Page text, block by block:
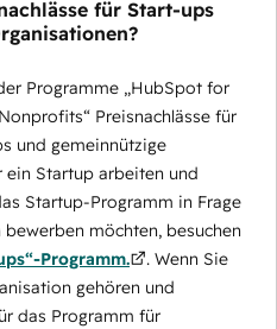
für Start-ups
Programme „HubSpot for
Preisnachlässe für
und gemeinnützige
ein Startup arbeiten und
Startup-Programm in Frage
möchten, besuchen
Programm.
. Wenn Sie
gehören und
das Programm für